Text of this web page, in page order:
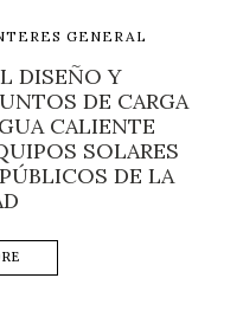
GENERAL
DISEÑO Y
DE CARGA
CALIENTE
SOLARES
DE LA